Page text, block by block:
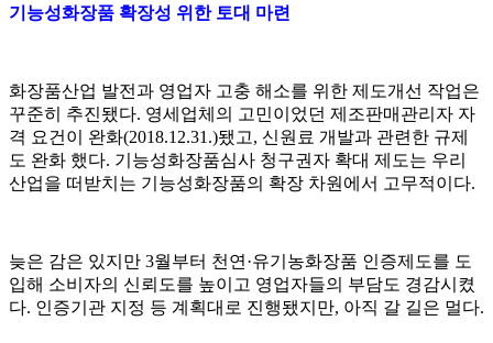
기능성화장품 확장성 위한 토대 마련
화장품산업 발전과 영업자 고충 해소를 위한 제도개선 작업은
꾸준히 추진됐다. 영세업체의 고민이었던 제조판매관리자 자
격 요건이 완화(2018.12.31.)됐고, 신원료 개발과 관련한 규제
도 완화 했다. 기능성화장품심사 청구권자 확대 제도는 우리
산업을 떠받치는 기능성화장품의 확장 차원에서 고무적이다.
늦은 감은 있지만 3월부터 천연·유기농화장품 인증제도를 도
입해 소비자의 신뢰도를 높이고 영업자들의 부담도 경감시켰
다. 인증기관 지정 등 계획대로 진행됐지만, 아직 갈 길은 멀다.